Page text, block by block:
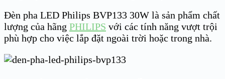
Đèn pha LED Philips BVP133 30W là sản phẩm chất
lượng của hãng PHILIPS với các tính năng vượt trội
phù hợp cho việc lắp đặt ngoài trời hoặc trong nhà.